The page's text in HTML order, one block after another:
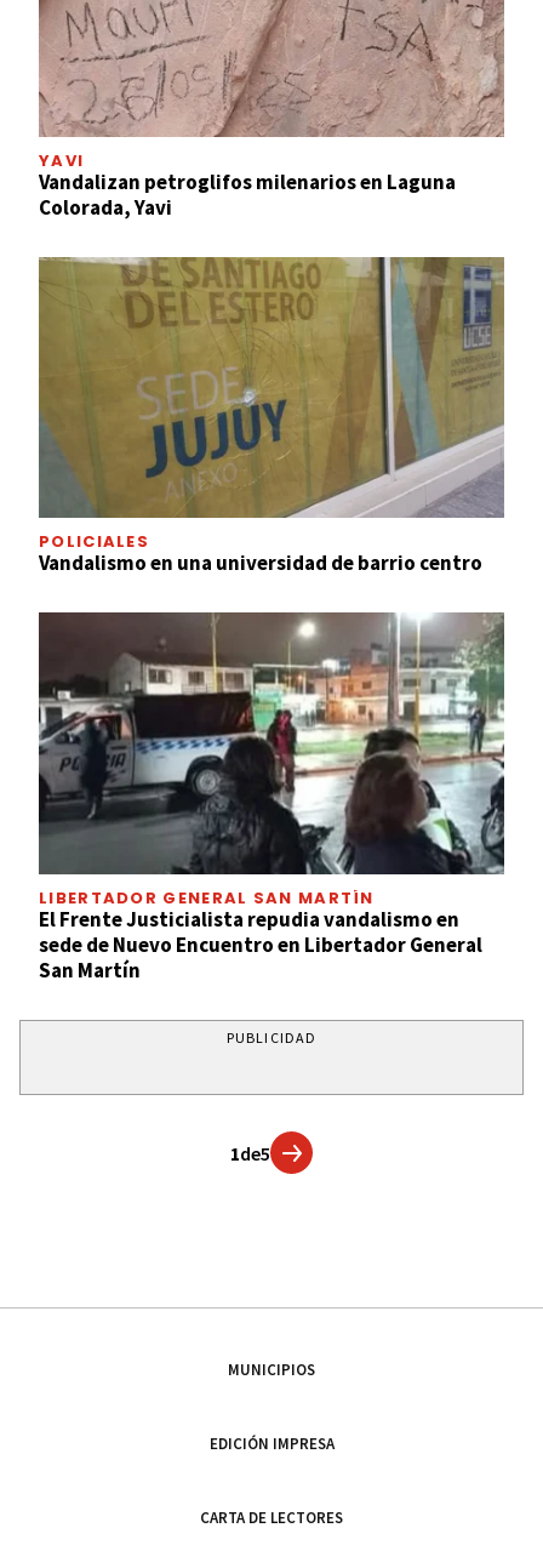
YAVI
Vandalizan petroglifos milenarios en Laguna
Colorada, Yavi
POLICIALES
Vandalismo en una universidad de barrio centro
LIBERTADOR GENERAL SAN MARTÍN
El Frente Justicialista repudia vandalismo en
sede de Nuevo Encuentro en Libertador General
San Martín
PUBLICIDAD
1de5
MUNICIPIOS
EDICIÓN IMPRESA
CARTA DE LECTORES